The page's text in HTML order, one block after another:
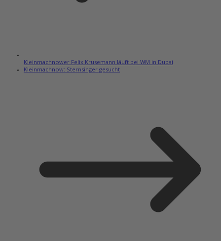
Kleinmachnower Felix Krüsemann läuft bei WM in Dubai
Kleinmachnow: Sternsinger gesucht